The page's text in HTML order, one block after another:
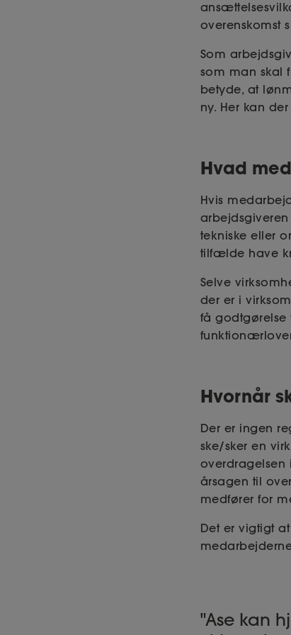
overenskomst
Som
som man skal
betyde, at
ny. Her kan
Hvad
Hvis
tekniske eller
tilfælde have
Selve
der er i
få godtgørelse
Hvornår
Der er ingen
ske/sker en
overdragelsen
årsagen til
medfører for
Det er vigtigt
Ase kan